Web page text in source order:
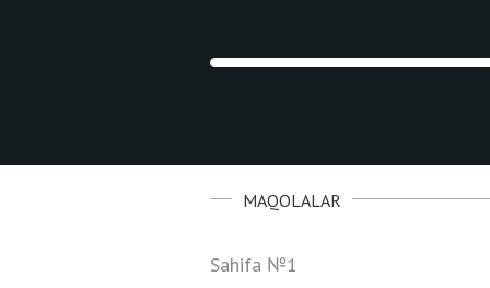
MAQOLALAR
Sahifa №1